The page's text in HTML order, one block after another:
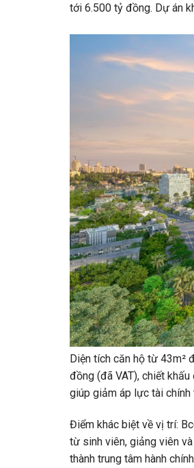
tới 6.500 tỷ đồng. Dự án
Diện tích căn hộ từ 43m²
đồng (đã VAT), chiết
giúp giảm áp lực tài
Điểm khác biệt về vị trí:
từ sinh viên, giảng viên
thành trung tâm hành